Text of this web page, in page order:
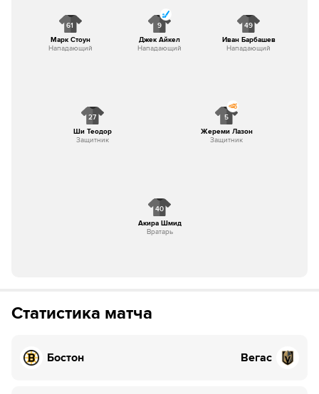
40
Акира Шмид
Вратарь
27
Ши Теодор
Защитник
5
Жереми Лазон
Защитник
61
Марк Стоун
Нападающий
9
Джек Айкел
Нападающий
49
Иван Барбашев
Нападающий
Статистика матча
Бостон Вегас